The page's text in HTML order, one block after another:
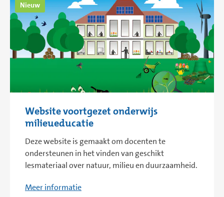
Nieuw
Website voortgezet onderwijs
milieueducatie
Deze website is gemaakt om docenten te
ondersteunen in het vinden van geschikt
lesmateriaal over natuur, milieu en duurzaamheid.
Meer informatie